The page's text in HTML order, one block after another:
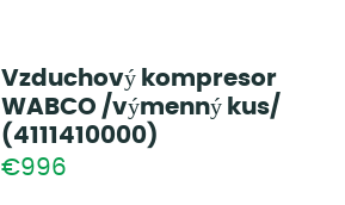
Vzduchový kompresor
WABCO /výmenný kus/
(4111410000)
€996